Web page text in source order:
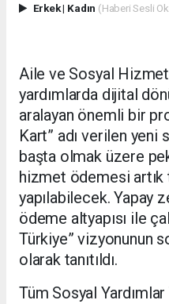
Erkek| Kadın (Haberi Sesli
Aile ve Sosyal
yardımlarda dijital
aralayan önemli bir
Kart” adı verilen yeni
başta olmak üzere
hizmet ödemesi
yapılabilecek. Yapay
ödeme altyapısı ile
Türkiye” vizyonunun
olarak tanıtıldı.
Tüm Sosyal